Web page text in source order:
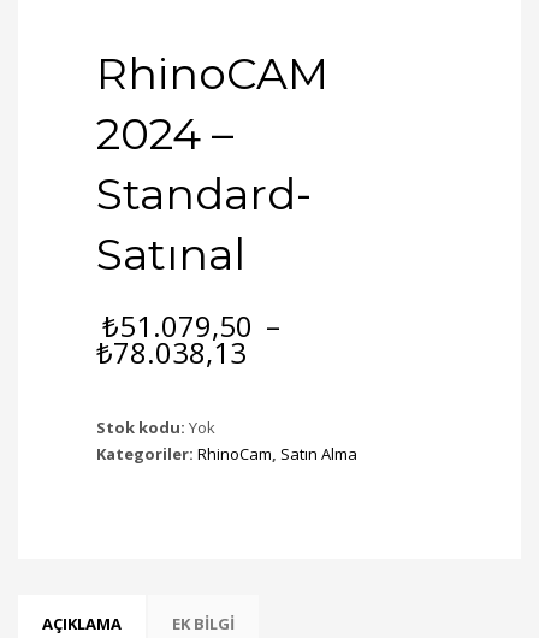
RhinoCAM
2024 –
Standard-
Satınal
₺51.079,50 –
₺78.038,13
₺78.038,13
Stok kodu: Yok
Kategoriler: RhinoCam, Satın Alma
AÇIKLAMA EK BILGI